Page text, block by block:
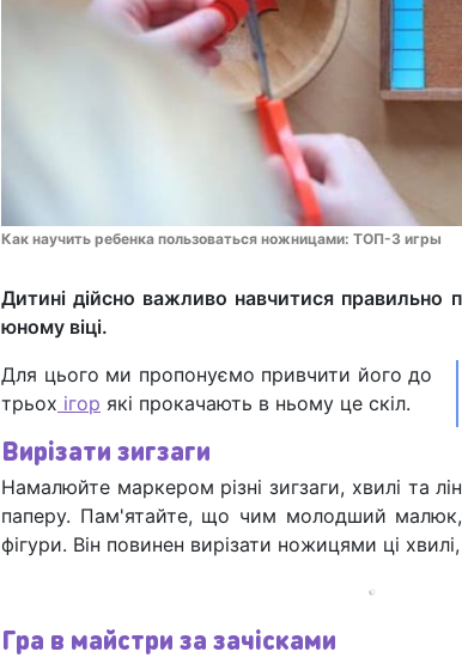
Как научить ребенка пользоваться ножницами: ТОП-3 игры
Дитині дійсно важливо навчитися
юному віці.
Для цього ми пропонуємо привчити його до
трьох ігор які прокачають в ньому це скіл.
Вирізати зигзаги
Намалюйте маркером різні зигзаги, хвилі та
паперу. Пам'ятайте, що чим молодший
фігури. Він повинен вирізати ножицями ці
Гра в майстри за зачісками